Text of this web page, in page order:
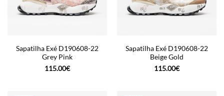
Sapatilha Exé D190608-22
Grey Pink
115.00€
Sapatilha Exé D190608-22
Beige Gold
115.00€